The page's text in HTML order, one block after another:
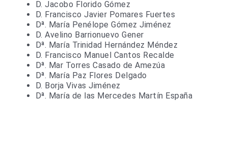
D. Jacobo Florido Gómez
D. Francisco Javier Pomares Fuertes
Dª. María Penélope Gómez Jiménez
D. Avelino Barrionuevo Gener
Dª. María Trinidad Hernández Méndez
D. Francisco Manuel Cantos Recalde
Dª. Mar Torres Casado de Amezúa
Dª. María Paz Flores Delgado
D. Borja Vivas Jiménez
Dª. María de las Mercedes Martín España